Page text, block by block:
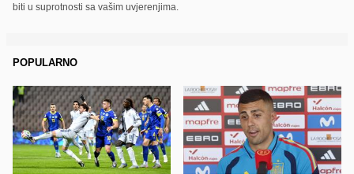
biti u suprotnosti sa vašim uvjerenjima.
POPULARNO